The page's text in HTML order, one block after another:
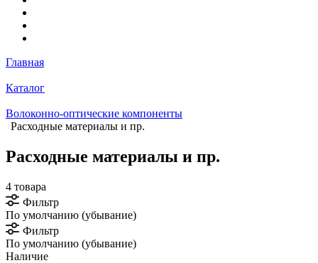
Главная
Каталог
Волоконно-оптические компоненты
Расходные материалы и пр.
Расходные материалы и пр.
4 товара
Фильтр
По умолчанию (убывание)
Фильтр
По умолчанию (убывание)
Наличие